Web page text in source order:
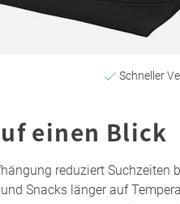
Schneller
einen Blick
reduziert Suchzeiten
Snacks länger auf